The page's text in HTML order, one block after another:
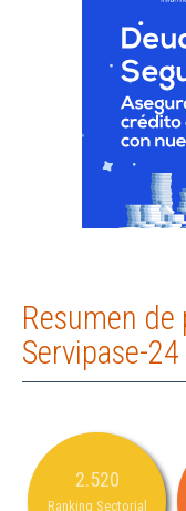
Resumen
Servipase-24
2.520
Ranking Sectorial